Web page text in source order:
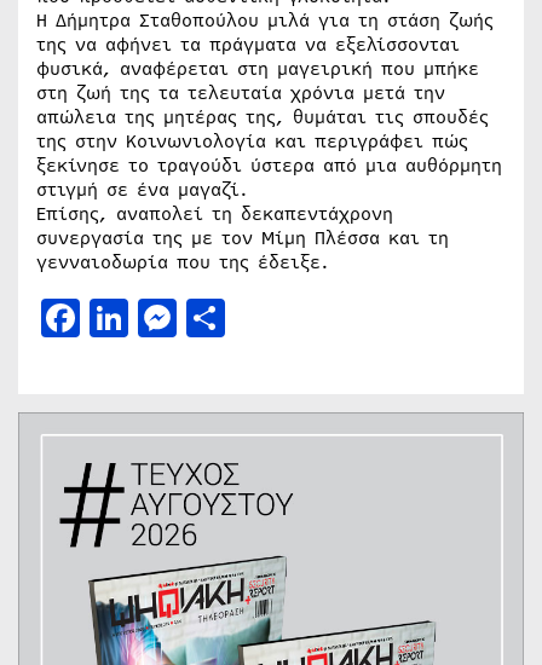
Η Δήμητρα Σταθοπούλου μιλά για τη στάση ζωής
της να αφήνει τα πράγματα να εξελίσσονται
φυσικά, αναφέρεται στη μαγειρική που μπήκε
στη ζωή της τα τελευταία χρόνια μετά την
απώλεια της μητέρας της, θυμάται τις σπουδές
της στην Κοινωνιολογία και περιγράφει πώς
ξεκίνησε το τραγούδι ύστερα από μια αυθόρμητη
στιγμή σε ένα μαγαζί.
Επίσης, αναπολεί τη δεκαπεντάχρονη
συνεργασία της με τον Μίμη Πλέσσα και τη
γενναιοδωρία που της έδειξε.
Facebook
LinkedIn
Messenger